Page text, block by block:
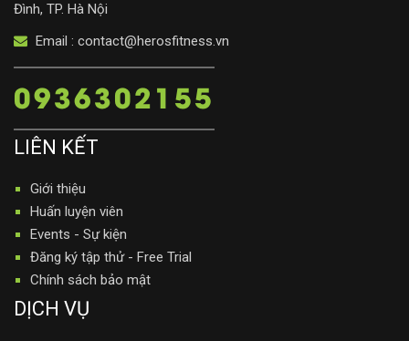
Đình, TP. Hà Nội
Email : contact@herosfitness.vn
0936302155
LIÊN KẾT
Giới thiệu
Huấn luyện viên
Events - Sự kiện
Đăng ký tập thử - Free Trial
Chính sách bảo mật
DỊCH VỤ